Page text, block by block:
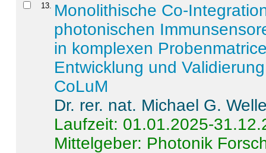
13
Monolithische Co-
photonischen
in komplexen
Entwicklung und
CoLuM
Dr. rer. nat. Michael G.
Laufzeit: 01.01.2025-
Mittelgeber: Photonik